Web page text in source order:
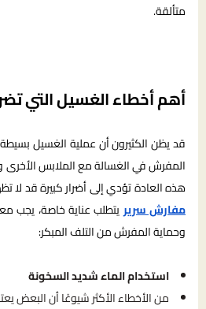
متألقة.
أهم أخطاء الغسيل التي
قد يظن الكثيرون أن عملية الغسيل
المفرش في الغسالة مع الملابس الأخرى
هذه العادة تؤدي إلى أضرار كبيرة قد لا
مفارش سريريتطلب عناية خاصة، يجب
وحماية المفرش من التلف المبكر:
استخدام الماء شديد السخونة
من الأخطاء الأكثر شيوعًا أن البعض